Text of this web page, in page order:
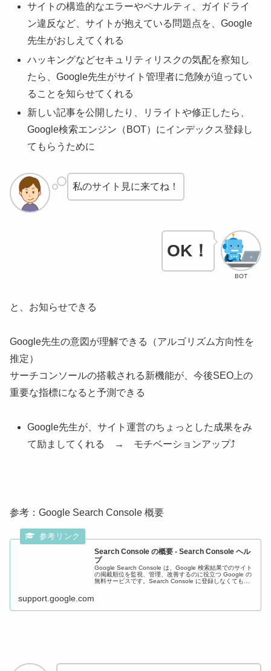
サイトの構造的なエラーやペナルティ、ガイドライ
ン違反など、サイトが抱えている問題点を、Google
先生がおしえてくれる
ハッキングなどセキュリティリスクの気配を察知し
たら、Google先生がサイト管理者に危険が迫ってい
ることを知らせてくれる
新しい記事を公開したり、リライトや修正したら、
Google検索エンジン（BOT）にインデックス登録し
てもらうために
私のサイト見に来てね！
BOT
OK！
と、お知らせできる
Google先生の意図が理解できる（アルゴリズム方向性を
推定）
サーチコンソールの搭載される新機能が、今後SEO上の
重要な指標になると予測できる
Google先生が、サイト運営のちょっとした成果をみ
て励ましてくれる → モチベーションアップ⤴
参考：Google Search Console 概要
Search Console の概要 - Search Console ヘル
プ
Google Search Console は、Google 検索結果でのサイト
の掲載順位を監視、管理、改善するのに役立つ Google の
無料サービスです。Search Console に登録しなくても
support.google.com